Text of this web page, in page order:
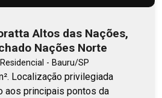
Altos das Nações,
Nações Norte
- Bauru/SP
Localização privilegiada
aos principais pontos da